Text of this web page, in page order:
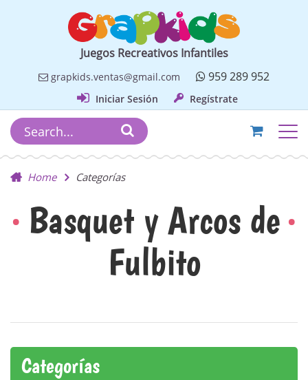
Juegos Recreativos Infantiles
grapkids.ventas@gmail.com 959 289 952
Iniciar Sesión Regístrate
Home Categorías
Basquet y Arcos de
Fulbito
Categorías